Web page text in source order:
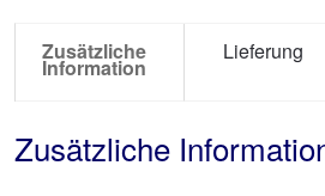
Zusätzliche
Information
Lieferung
Zusätzliche